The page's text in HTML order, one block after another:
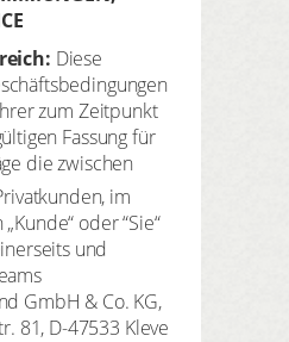
Diese
zum Zeitpunkt
Fassung für
die zwischen
im
oder “Sie“
und
GmbH & Co. KG,
81, D-47533 Kleve